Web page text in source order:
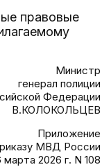
правовые
Министр
генерал полиции
Федерации
В.КОЛОКОЛЬЦЕВ
Приложение
МВД России
марта 2026 г. N 108